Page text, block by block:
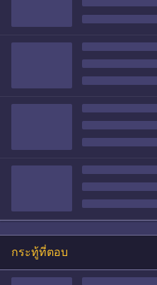
กระทู้ที่ตอบ